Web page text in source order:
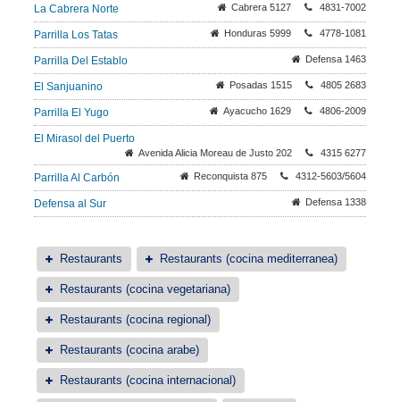
La Cabrera Norte Cabrera 5127 4831-7002
Parrilla Los Tatas Honduras 5999 4778-1081
Parrilla Del Establo Defensa 1463
El Sanjuanino Posadas 1515 4805 2683
Parrilla El Yugo Ayacucho 1629 4806-2009
El Mirasol del Puerto
Avenida Alicia Moreau de Justo 202 4315 6277
Parrilla Al Carbón Reconquista 875 4312-5603/5604
Defensa al Sur Defensa 1338
Restaurants Restaurants (cocina mediterranea)
Restaurants (cocina vegetariana)
Restaurants (cocina regional)
Restaurants (cocina arabe)
Restaurants (cocina internacional)